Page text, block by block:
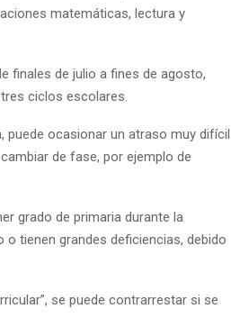
matemáticas, lectura y
finales de julio a fines de agosto,
ciclos escolares.
puede ocasionar un atraso muy difícil
de fase, por ejemplo de
grado de primaria durante la
o tienen grandes deficiencias, debido
se puede contrarrestar si se